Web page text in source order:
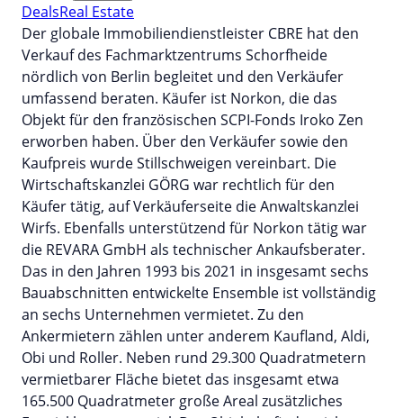
DealsReal Estate
Der globale Immobiliendienstleister CBRE hat den
Verkauf des Fachmarktzentrums Schorfheide
nördlich von Berlin begleitet und den Verkäufer
umfassend beraten. Käufer ist Norkon, die das
Objekt für den französischen SCPI-Fonds Iroko Zen
erworben haben. Über den Verkäufer sowie den
Kaufpreis wurde Stillschweigen vereinbart. Die
Wirtschaftskanzlei GÖRG war rechtlich für den
Käufer tätig, auf Verkäuferseite die Anwaltskanzlei
Wirfs. Ebenfalls unterstützend für Norkon tätig war
die REVARA GmbH als technischer Ankaufsberater.
Das in den Jahren 1993 bis 2021 in insgesamt sechs
Bauabschnitten entwickelte Ensemble ist vollständig
an sechs Unternehmen vermietet. Zu den
Ankermietern zählen unter anderem Kaufland, Aldi,
Obi und Roller. Neben rund 29.300 Quadratmetern
vermietbarer Fläche bietet das insgesamt etwa
165.500 Quadratmeter große Areal zusätzliches